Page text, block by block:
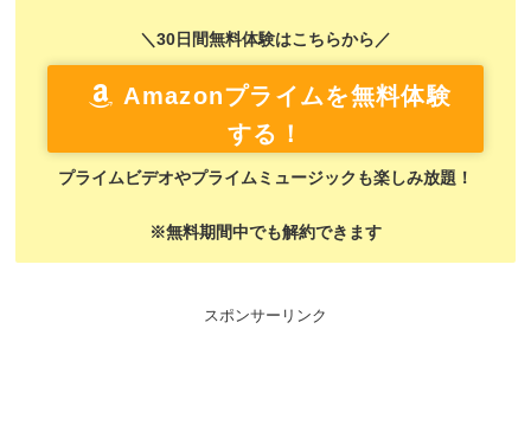
＼30日間無料体験はこちらから／
Amazonプライムを無料体験
する！
プライムビデオやプライムミュージックも楽しみ放題！
※無料期間中でも解約できます
スポンサーリンク